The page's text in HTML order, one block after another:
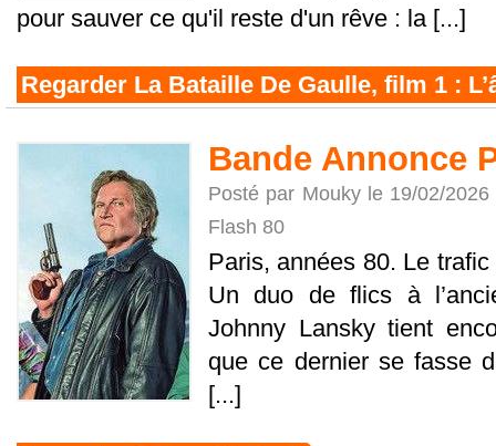
pour sauver ce qu'il reste d'un rêve : la [...]
Regarder La Bataille De Gaulle, film 1 :
Bande Annonce
Posté par Mouky le 19/02/
Flash 80
Paris, années 80. Le
Un duo de flics à
Johnny Lansky tient
que ce dernier se fasse
[...]